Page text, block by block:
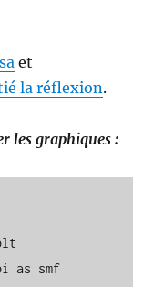
et
la réflexion.
les graphiques :
as smf